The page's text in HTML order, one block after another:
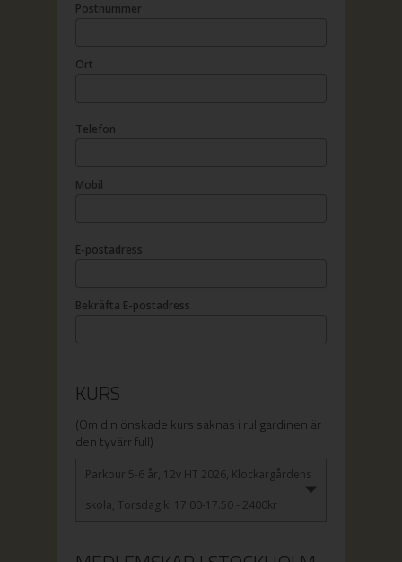
Postnummer
Ort
Telefon
Mobil
E-postadress
Bekräfta E-postadress
KURS
(Om din önskade kurs saknas i rullgardinen är
den tyvärr full)
Parkour 5-6 år, 12v HT 2026, Klockargårdens
skola, Torsdag kl 17.00-17.50 - 2400kr